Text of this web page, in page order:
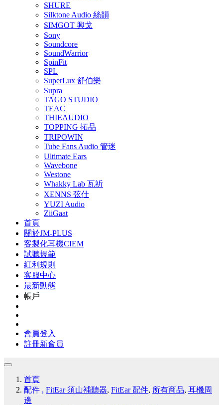
SHURE
Silktone Audio 絲韻
SIMGOT 興戈
Sony
Soundcore
SoundWarrior
SpinFit
SPL
SuperLux 舒伯樂
Supra
TAGO STUDIO
TEAC
THIEAUDIO
TOPPING 拓品
TRIPOWIN
Tube Fans Audio 管迷
Ultimate Ears
Wavebone
Westone
Whakky Lab 瓦祈
XENNS 弦仕
YUZI Audio
ZiiGaat
首頁
關於JM-PLUS
客製化耳機CIEM
試聽規範
紅利規則
客服中心
最新動態
帳戶
會員登入
註冊新會員
首頁
配件 , FitEar 須山補聽器, FitEar 配件, 所有商品, 耳機周
邊